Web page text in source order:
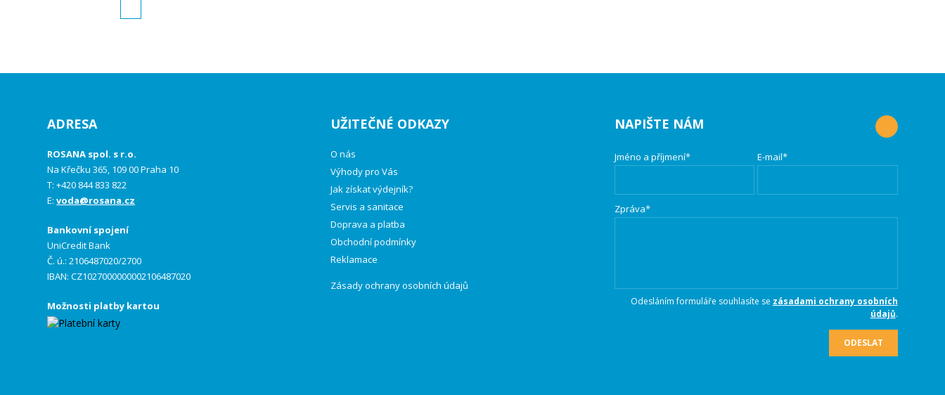
ADRESA
ROSANA spol. s r.o.
Na Křečku 365, 109 00 Praha 10
T: +420 844 833 822
E:voda@rosana.cz
Bankovní spojení
UniCredit Bank
Č. ú.: 2106487020/2700
IBAN: CZ1027000000002106487020
Možnosti platby kartou
UŽITEČNÉ ODKAZY
O nás
Výhody pro Vás
Jak získat výdejník?
Servis a sanitace
Doprava a platba
Obchodní podmínky
Reklamace
Zásady ochrany osobních údajů
NAPIŠTE NÁM
Jméno a příjmení* E-mail*
Zpráva*
Odesláním formuláře souhlasíte se zásadami ochrany osobních
údajů.
ODESLAT